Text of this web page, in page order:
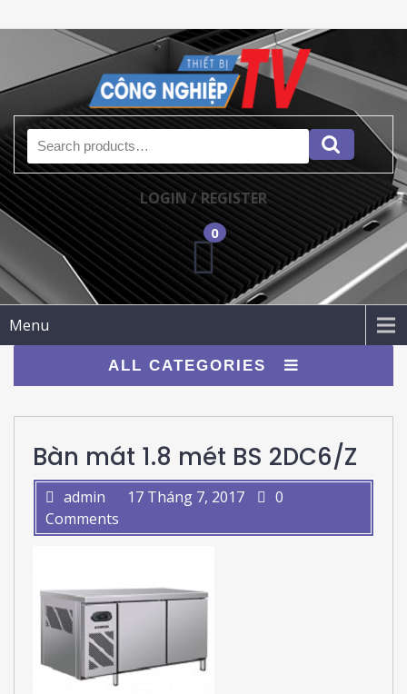
Search for:
LOGIN / REGISTER
0
Menu
ALL CATEGORIES
Bàn mát 1.8 mét BS 2DC6/Z
admin 17 Tháng 7, 2017
0
Comments